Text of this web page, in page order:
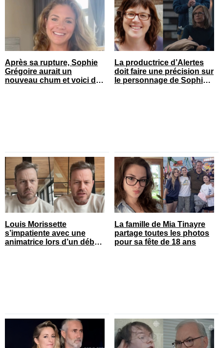
Après sa rupture, Sophie
Grégoire aurait un
nouveau chum et voici de
La productrice d’Alertes
doit faire une précision sur
le personnage de Sophie
Louis Morissette
s’impatiente avec une
animatrice lors d’un débat
La famille de Mia Tinayre
partage toutes les photos
pour sa fête de 18 ans